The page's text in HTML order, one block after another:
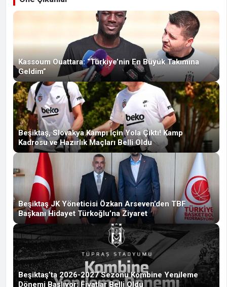
Kassoum Ouattara: “Türkiye’nin En Büyük Takımına
Geldim”
Beşiktaş, Slovakya Kampı İçin Yola Çıktı! Kamp
Kadrosu ve Hazırlık Maçları Belli Oldu
Beşiktaş JK Yöneticisi Özkan Arseven’den TBF
Başkanı Hidayet Türkoğlu’na Ziyaret
Beşiktaş’ta 2026-2027 Sezonu Kombine Yenileme
Dönemi Başlıyor: Fiyatlar Belli Oldu